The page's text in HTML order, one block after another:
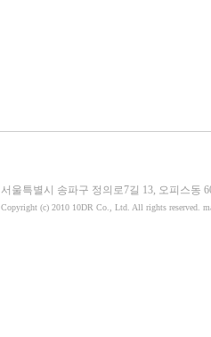
서울특별시 송파구 정의로7길 13, 오피스동
Copyright (c) 2010 10DR Co., Ltd. All rights reserved.